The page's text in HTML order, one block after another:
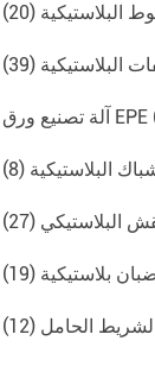
البلاستيكية (20)
البلاستيكية (39)
آلة تصنيع ورق EPE
البلاستيكية (8)
البلاستيكي (27)
بلاستيكية (19)
الحامل (12)